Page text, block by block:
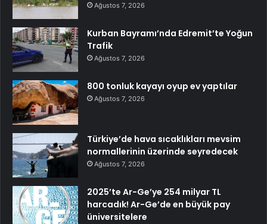
Ağustos 7, 2026
Kurban Bayramı’nda Edremit’te Yoğun
Trafik
Ağustos 7, 2026
800 tonluk kayayı oyup ev yaptılar
Ağustos 7, 2026
Türkiye’de hava sıcaklıkları mevsim
normallerinin üzerinde seyredecek
Ağustos 7, 2026
2025’te Ar-Ge’ye 254 milyar TL
harcadık! Ar-Ge’de en büyük pay
üniversitelere